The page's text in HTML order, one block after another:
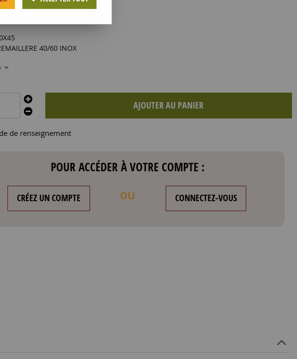
HT
40/60 INOX
AJOUTER AU PANIER
de renseignement
POUR ACCÉDER À VOTRE COMPTE :
CRÉEZ UN COMPTE ou CONNECTEZ-VOUS